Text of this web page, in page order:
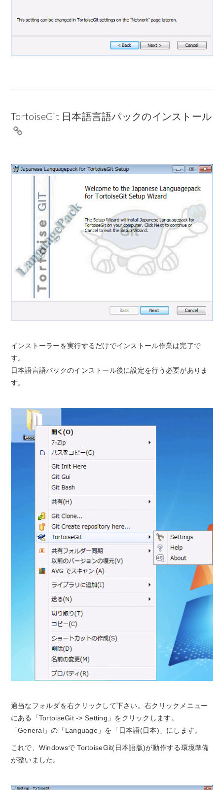
TortoiseGit 日本語言語パックのインストール
インストーラーを実行するだけでインストール作業は完了で
す。
日本語言語パックのインストール後に設定を行う必要がありま
す。
適当なフォルダを右クリックして下さい。右クリックメニュー
にある「TortoiseGit -> Setting」をクリックします。
「General」の「Language」を「日本語(日本)」にします。
これで、Windowsで TortoiseGit(日本語版)が動作する環境準備
が整いました。